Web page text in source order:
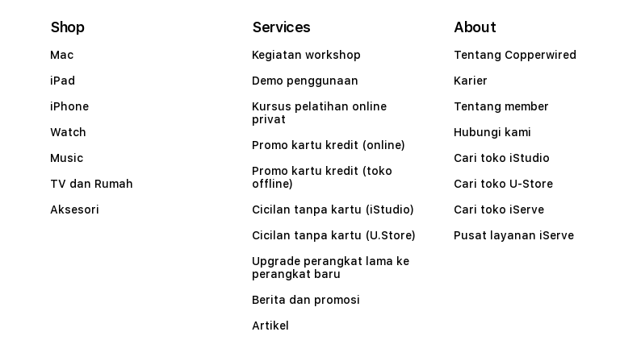
Shop
Mac
iPad
iPhone
Watch
Music
TV dan Rumah
Aksesori
Services
Kegiatan workshop
Demo penggunaan
Kursus pelatihan online
privat
Promo kartu kredit (online)
Promo kartu kredit (toko
offline)
Cicilan tanpa kartu (iStudio)
Cicilan tanpa kartu (U.Store)
Upgrade perangkat lama ke
perangkat baru
Berita dan promosi
Artikel
About
Tentang Copperwired
Karier
Tentang member
Hubungi kami
Cari toko iStudio
Cari toko U-Store
Cari toko iServe
Pusat layanan iServe